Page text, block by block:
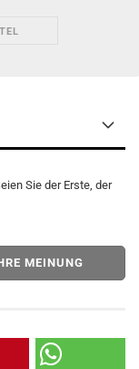
Sie der Erste, der
MEINUNG